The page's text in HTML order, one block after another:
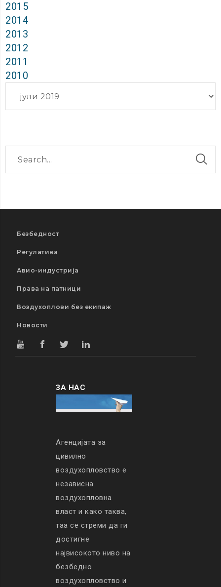
2015
2014
2013
2012
2011
2010
Безбедност
Регулатива
Авио-индустрија
Права на патници
Воздухоплови без екипаж
Новости
ЗА НАС
Агенцијата за
цивилно
воздухопловство е
независна
воздухопловна
власт и како таква,
таа се стреми да ги
достигне
највисокото ниво на
безбедно
воздухопловство и